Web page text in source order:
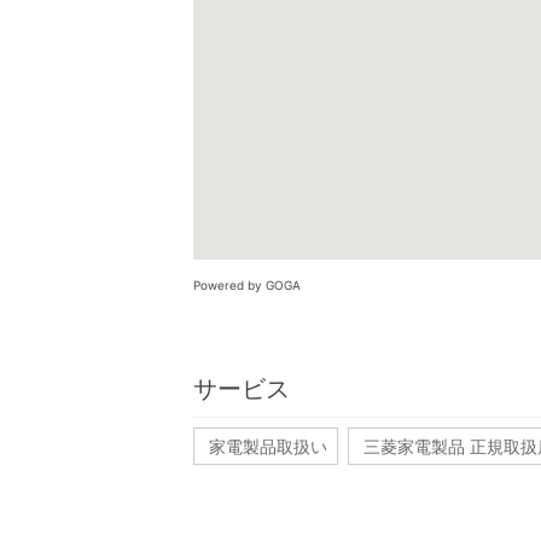
Powered by GOGA
サービス
家電製品取扱い 三菱家電製品 正規取扱